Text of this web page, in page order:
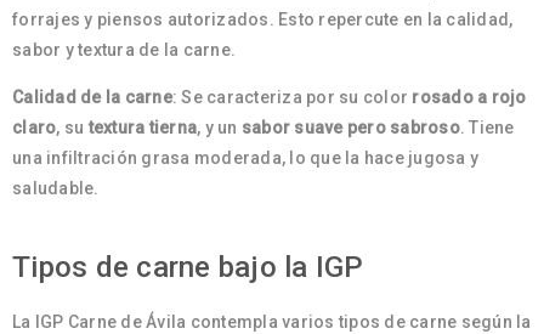
forrajes y piensos autorizados. Esto repercute en la calidad,
sabor y textura de la carne.
Calidad de la carne: Se caracteriza por su color rosado a rojo
claro, sutextura tierna, y un sabor suave pero sabroso. Tiene
una infiltración grasa moderada, lo que la hace jugosa y
saludable.
Tipos de carne bajo la IGP
La IGP Carne de Ávila contempla varios tipos de carne según la